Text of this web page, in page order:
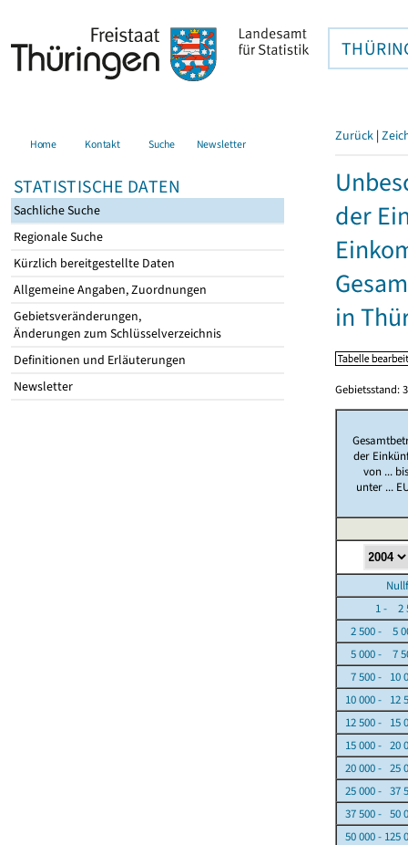
Home Kontakt Suche Newsletter
STATISTISCHE DATEN
Sachliche Suche
Regionale Suche
Kürzlich bereitgestellte Daten
Allgemeine Angaben, Zuordnungen
Gebietsveränderungen,
Änderungen zum Schlüsselverzeichnis
Definitionen und Erläuterungen
Newsletter
Zurück |
der
in
Gebietsstand:
der
von ...
unter ...
1 - 2
2 500 - 5
5 000 - 7
7 500 - 10
10 000 - 12
12 500 - 15
15 000 - 20
20 000 - 25
25 000 - 37
37 500 - 50
50 000 - 125